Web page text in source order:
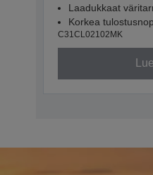
Laadukkaat
Korkea
C31CL02102MK